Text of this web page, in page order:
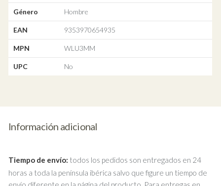
Género Hombre
EAN 9353970654935
MPN WLU3MM
UPC No
Información adicional
Tiempo de envío: todos los pedidos son entregados en 24
horas a toda la península ibérica salvo que figure un tiempo de